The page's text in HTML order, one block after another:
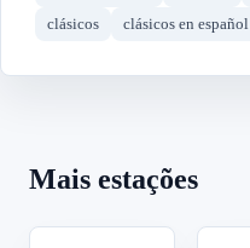
clásicos
clásicos en español
Mais estações